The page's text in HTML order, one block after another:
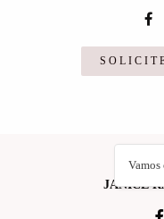
JANICE
Vamos